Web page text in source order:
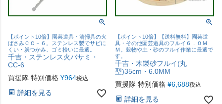
【ポイント10倍】園芸道具・清掃具の火
ばさみＣＣ－６。ステンレス製でサビに
くい・炭つかみ、ゴミ拾いに最適。
千吉・ステンレス火バサミ・
CC-6
買援隊 特別価格 ¥964税込
詳細を見る
【ポイント10倍】【送料無料】園芸道
具・その他園芸道具のフルイ６．０Ｍ
Ｍ。穀物や土・砂のフルイ作業に最適で
す。
千吉・木製砂フルイ(丸
型)35cm・6.0MM
買援隊 特別価格 ¥6,688税込
詳細を見る